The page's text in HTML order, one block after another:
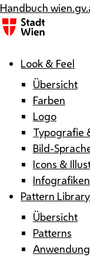
Handbuch
Look & Feel
Übersicht
Farben
Logo
Typografie
Bild-
Icons &
Infografiken
Pattern Library
Übersicht
Patterns